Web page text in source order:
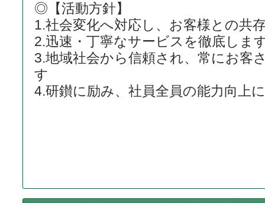
◎【活動方針】
1.社会変化へ対応し、お客様との共
2.迅速・丁寧なサービスを徹底しま
3.地域社会から信頼され、常にお客
す
4.研鑚に励み、社員全員の能力向上